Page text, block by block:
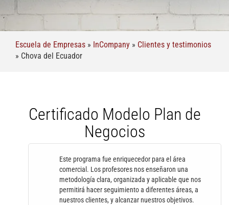
Escuela de Empresas » InCompany » Clientes y testimonios
» Chova del Ecuador
Certificado Modelo Plan de
Negocios
Este programa fue enriquecedor para el área
comercial. Los profesores nos enseñaron una
metodología clara, organizada y aplicable que nos
permitirá hacer seguimiento a diferentes áreas, a
nuestros clientes, y alcanzar nuestros objetivos.